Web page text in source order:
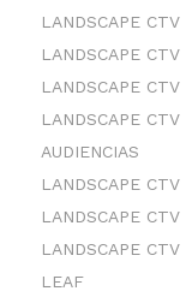
LANDSCAPE
LANDSCAPE
LANDSCAPE
LANDSCAPE
AUDIENCIAS
LANDSCAPE
LANDSCAPE
LANDSCAPE
LEAF